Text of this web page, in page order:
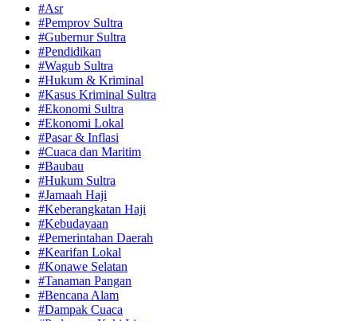
#Asr
#Pemprov Sultra
#Gubernur Sultra
#Pendidikan
#Wagub Sultra
#Hukum & Kriminal
#Kasus Kriminal Sultra
#Ekonomi Sultra
#Ekonomi Lokal
#Pasar & Inflasi
#Cuaca dan Maritim
#Baubau
#Hukum Sultra
#Jamaah Haji
#Keberangkatan Haji
#Kebudayaan
#Pemerintahan Daerah
#Kearifan Lokal
#Konawe Selatan
#Tanaman Pangan
#Bencana Alam
#Dampak Cuaca